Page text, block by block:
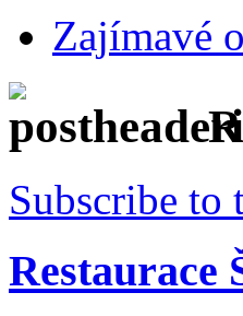
Zajímavé
Subscribe to
Restaurace